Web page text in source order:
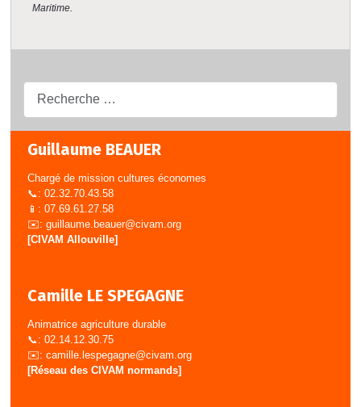
Recherche...
Guillaume BEAUER
Chargé de mission cultures économes
📞: 02.32.70.43.58
📱: 07.69.61.27.58
✉️: guillaume.beauer@civam.org
[CIVAM Allouville]
Camille LE SPEGAGNE
Animatrice agriculture durable
📞: 02.14.12.30.75
✉️: camille.lespegagne@civam.org
[Réseau des CIVAM normands]
Maritime.